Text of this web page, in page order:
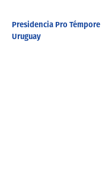
Presidencia Pro Témpore
Uruguay